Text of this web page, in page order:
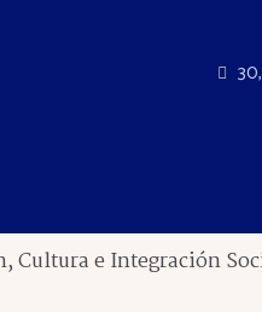
Cultura e Integración